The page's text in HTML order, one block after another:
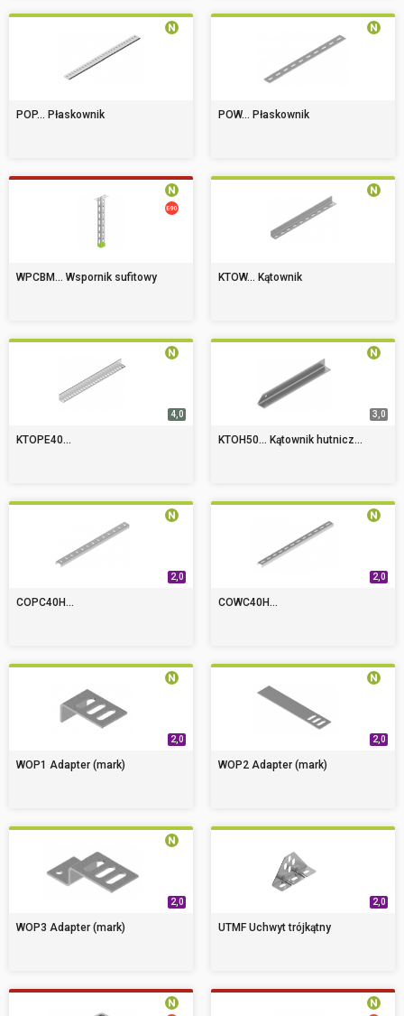
POP... Płaskownik POW... Płaskownik
WPCBM... Wspornik sufitowy KTOW... Kątownik
4,0
KTOPE40...
3,0
KTOH50... Kątownik hutnicz...
2,0
COPC40H...
2,0
COWC40H...
2,0
WOP1 Adapter (mark)
2,0
WOP2 Adapter (mark)
2,0
WOP3 Adapter (mark)
2,0
UTMF Uchwyt trójkątny